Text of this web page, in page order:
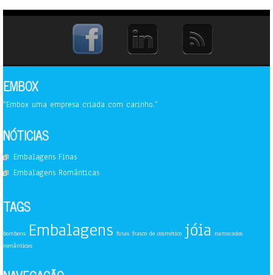
EMBOX
“Embox uma empresa criada com carinho.”
NÓTICIAS
Embalagens Finas
Embalagens Românticas
TAGS
bombons Embalagens finas frasco de cosmético jóia
namorados
românticas